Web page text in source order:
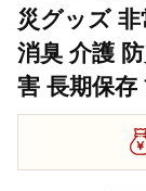
災グッズ
消臭 介護
害 長期保存